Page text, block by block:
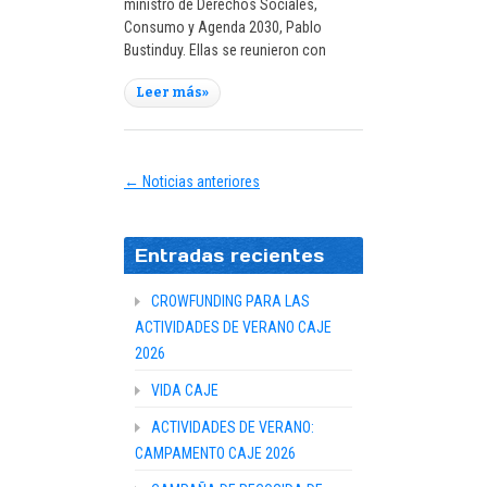
ministro de Derechos Sociales,
Consumo y Agenda 2030, Pablo
Bustinduy. Ellas se reunieron con
Leer más»
← Noticias anteriores
Entradas recientes
CROWFUNDING PARA LAS
ACTIVIDADES DE VERANO CAJE
2026
VIDA CAJE
ACTIVIDADES DE VERANO:
CAMPAMENTO CAJE 2026